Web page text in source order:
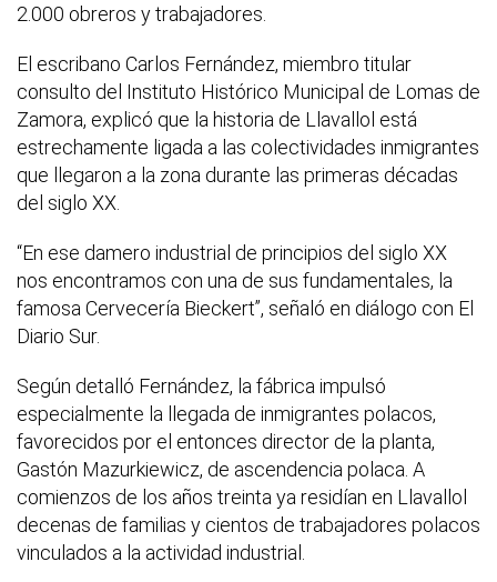
2.000 obreros y trabajadores.
El escribano Carlos Fernández, miembro titular
consulto del Instituto Histórico Municipal de Lomas de
Zamora, explicó que la historia de Llavallol está
estrechamente ligada a las colectividades inmigrantes
que llegaron a la zona durante las primeras décadas
del siglo XX.
“En ese damero industrial de principios del siglo XX
nos encontramos con una de sus fundamentales, la
famosa Cervecería Bieckert”, señaló en diálogo con El
Diario Sur.
Según detalló Fernández, la fábrica impulsó
especialmente la llegada de inmigrantes polacos,
favorecidos por el entonces director de la planta,
Gastón Mazurkiewicz, de ascendencia polaca. A
comienzos de los años treinta ya residían en Llavallol
decenas de familias y cientos de trabajadores polacos
vinculados a la actividad industrial.